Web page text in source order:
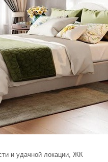
и удачной локации, ЖК